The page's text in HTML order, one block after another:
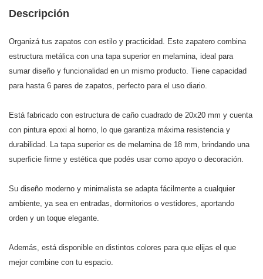
Descripción
Organizá tus zapatos con estilo y practicidad. Este zapatero combina
estructura metálica con una tapa superior en melamina, ideal para
sumar diseño y funcionalidad en un mismo producto. Tiene capacidad
para hasta 6 pares de zapatos, perfecto para el uso diario.
Está fabricado con estructura de caño cuadrado de 20x20 mm y cuenta
con pintura epoxi al horno, lo que garantiza máxima resistencia y
durabilidad. La tapa superior es de melamina de 18 mm, brindando una
superficie firme y estética que podés usar como apoyo o decoración.
Su diseño moderno y minimalista se adapta fácilmente a cualquier
ambiente, ya sea en entradas, dormitorios o vestidores, aportando
orden y un toque elegante.
Además, está disponible en distintos colores para que elijas el que
mejor combine con tu espacio.